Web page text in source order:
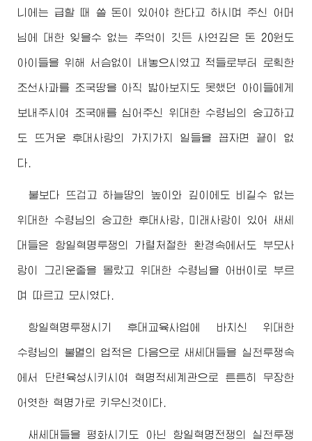
니에는 급할 때 쓸 돈이 있어야 한다고 하시며 주신 어머
님에 대한 잊을수 없는 추억이 깃든 사연깊은 돈 20원도
아이들을 위해 서슴없이 내놓으시였고 적들로부터 로획한
조선사과를 조국땅을 아직 밟아보지도 못했던 아이들에게
보내주시여 조국애를 심어주신 위대한 수령님의 숭고하고
도 뜨거운 후대사랑의 가지가지 일들을 꼽자면 끝이 없
다.
불보다 뜨겁고 하늘땅의 높이와 깊이에도 비길수 없는
위대한 수령님 의 숭고한 후대사랑, 미래사랑이 있어 새세
대들은 항일혁명투쟁의 가렬처절한 환경속에서도 부모사
랑이 그리운줄을 몰랐고 위대한 수령님을 어버이 로 부르
며 따르고 모시였다.
항일혁명투쟁시기 후대교육사업에 바치신 위대한
수령님 의 불멸의 업적은 다음으로 새세대들을 실천투쟁속
에서 단련육성시키시여 혁명적세계관으로 튼튼히 무장한
어엿한 혁명가로 키우신것이다.
새세대들을 평화시기도 아닌 항일혁명전쟁의 실천투쟁